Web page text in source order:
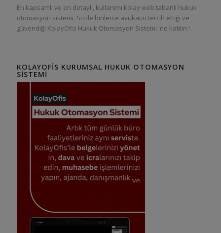
En kapsamlı ve en detaylı, kullanımı kolay web tabanlı hukuk
otomasyon sistemi. Sizde binlerce avukatın tercih ettiği ve
güvendiği KolayOfis Hukuk Otomasyon Sistemi 'ne katılın !
KOLAYOFIS KURUMSAL HUKUK OTOMASYON
SISTEMI